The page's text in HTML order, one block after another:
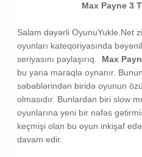
Max Payne 3
Salam dəyərli OyunuYukle.Net
oyunları kateqoriyasında
seriyasını paylaşırıq.
Max
bu yana maraqla oynanır.
səbəblərindən biridə oyunun
olmasıdır. Bunlardan biri slow
oyunlarına yeni bir nəfəs
keçmişi olan bu oyun inkişaf
davam edir.